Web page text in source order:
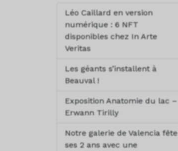
Léo Caillard en version
numérique : 6 NFT
disponibles chez In Arte
Veritas
Les géants s’installent à
Beauval !
Exposition Anatomie du lac –
Erwann Tirilly
Notre galerie de Valencia fête
ses 2 ans avec une